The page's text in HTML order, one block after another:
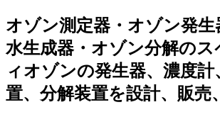
オゾン測定器・オゾン発生
水生成器・オゾン分解の
ィオゾンの発生器、濃度計
置、分解装置を設計、販売